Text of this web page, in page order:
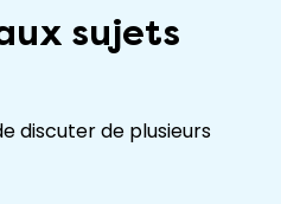
sujets
discuter de plusieurs